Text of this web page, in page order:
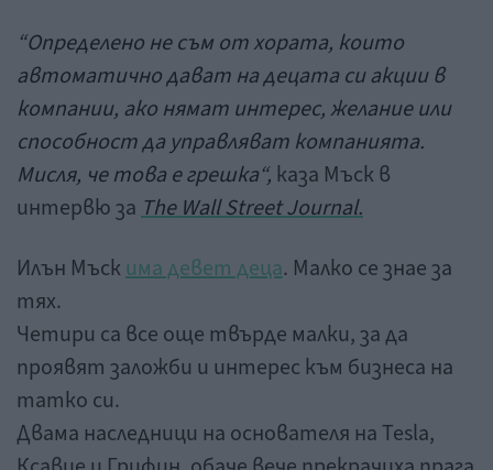
“Определено не съм от хората, които
автоматично дават на децата си акции в
компании, ако нямат интерес, желание или
способност да управляват компанията.
Мисля, че това е грешка“, каза Мъск в
интервю заThe Wall Street Journal.
Илън Мъскима девет деца. Малко се знае за
тях.
Четири са все още твърде малки, за да
проявят заложби и интерес към бизнеса на
татко си.
Двама наследници на основателя на Tesla,